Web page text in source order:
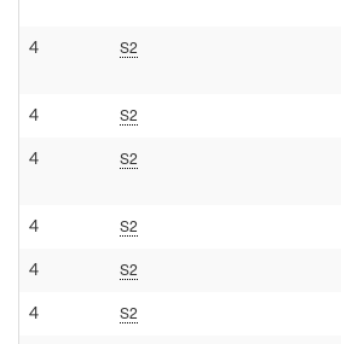
4 S2
4 S2
4 S2
4 S2
4 S2
4 S2